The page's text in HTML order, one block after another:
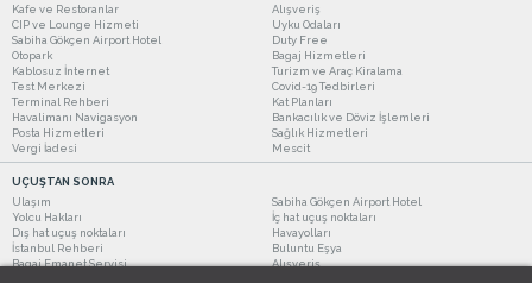
Kafe ve Restoranlar
Alışveriş
CIP ve Lounge Hizmeti
Uyku Odaları
Sabiha Gökçen Airport Hotel
Duty Free
Otopark
Bagaj Hizmetleri
Kablosuz İnternet
Turizm ve Araç Kiralama
Test Merkezi
Covid-19 Tedbirleri
Terminal Rehberi
Kat Planları
Havalimanı Navigasyon
Bankacılık ve Döviz İşlemleri
Posta Hizmetleri
Sağlık Hizmetleri
Vergi İadesi
Mescit
UÇUŞTAN SONRA
Ulaşım
Sabiha Gökçen Airport Hotel
Yolcu Hakları
İç hat uçuş noktaları
Dış hat uçuş noktaları
Havayolları
İstanbul Rehberi
Buluntu Eşya
Bagaj Emanet Servisi
Alışveriş